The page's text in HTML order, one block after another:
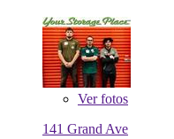
Verfotos
141 Grand Ave